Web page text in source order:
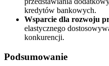
kredytów bankowych.
Wsparcie dla rozwoju
elastycznego
konkurencji.
Podsumowanie